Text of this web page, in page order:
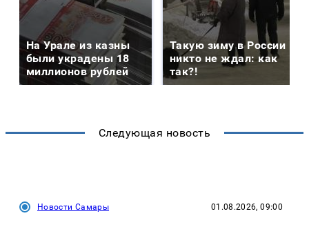
На Урале из казны
были украдены 18
миллионов рублей
Такую зиму в России
никто не ждал: как
так?!
Следующая новость
Новости Самары 01.08.2026, 09:00